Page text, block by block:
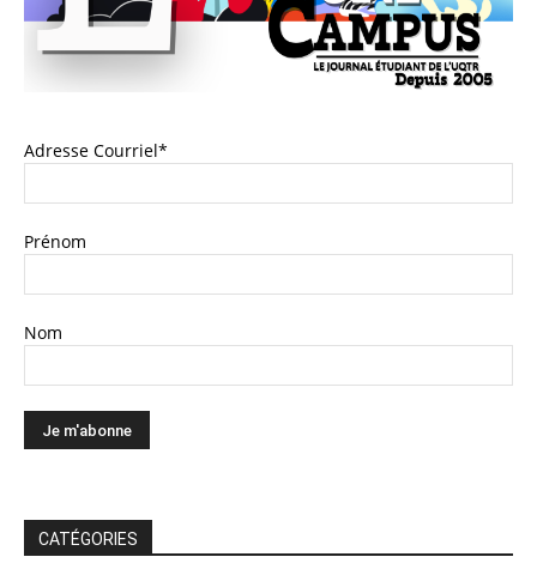
Adresse Courriel*
Prénom
Nom
CATÉGORIES